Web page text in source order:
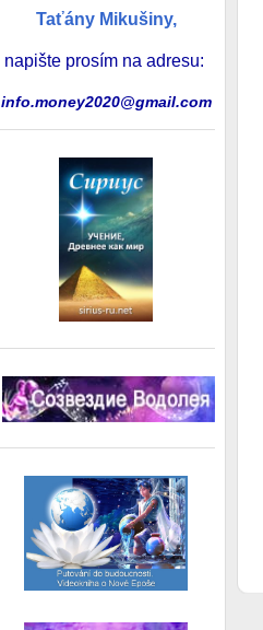
Taťány Mikušiny,
napište prosím na adresu:
info.money2020@gmail.com